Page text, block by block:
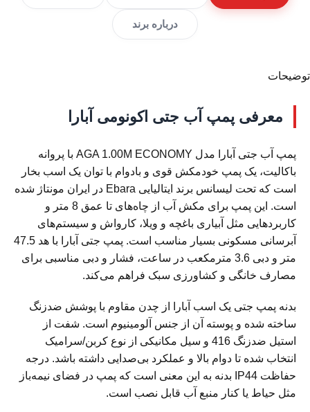
درباره برند
توضیحات
معرفی پمپ آب جتی اکونومی آبارا
پمپ آب جتی آبارا مدل AGA 1.00M ECONOMY با پروانه
باکالیت، یک پمپ خودمکش قوی و بادوام با توان یک اسب بخار
است که تحت لیسانس برند ایتالیایی Ebara در ایران مونتاژ شده
است. این پمپ برای مکش آب از چاه‌های تا عمق 8 متر و
کاربردهایی مثل آبیاری باغچه و ویلا، کارواش و سیستم‌های
آبرسانی مسکونی بسیار مناسب است. پمپ جتی آبارا با هد 47.5
متر و دبی 3.6 مترمکعب در ساعت، فشار و دبی مناسبی برای
مصارف خانگی و کشاورزی سبک فراهم می‌کند.
بدنه پمپ جتی یک اسب آبارا از چدن مقاوم با پوشش ضدزنگ
ساخته شده و پوسته آن از جنس آلومینیوم است. شفت از
استیل ضدزنگ 416 و سیل مکانیکی از نوع کربن/سرامیک
انتخاب شده تا دوام بالا و عملکرد بی‌صدایی داشته باشد. درجه
حفاظت IP44 بدنه به این معنی است که پمپ در فضای نیمه‌باز
مثل حیاط یا کنار منبع آب قابل نصب است.